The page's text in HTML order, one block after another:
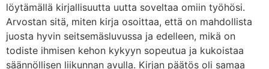
löytämällä kirjallisuutta uutta soveltaa omiin työhösi.
Arvostan sitä, miten kirja osoittaa, että on mahdollista
juosta hyvin seitsemäsluvussa ja edelleen, mikä on
todiste ihmisen kehon kykyyn sopeutua ja kukoistaa
säännöllisen liikunnan avulla. Kirjan päätös oli samaa